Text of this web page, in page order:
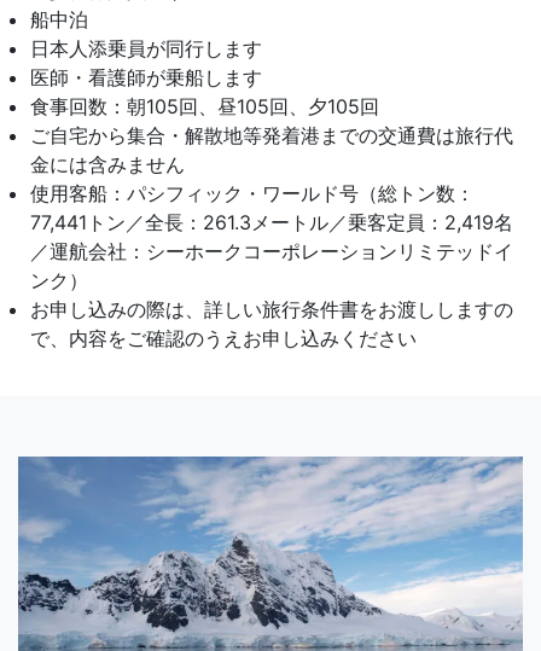
船中泊
日本人添乗員が同行します
医師・看護師が乗船します
食事回数：朝105回、昼105回、夕105回
ご自宅から集合・解散地等発着港までの交通費は旅行代
金には含みません
使用客船：パシフィック・ワールド号（総トン数：
77,441トン／全長：261.3メートル／乗客定員：2,419名
／運航会社：シーホークコーポレーションリミテッドイ
ンク）
お申し込みの際は、詳しい旅行条件書をお渡ししますの
で、内容をご確認のうえお申し込みください